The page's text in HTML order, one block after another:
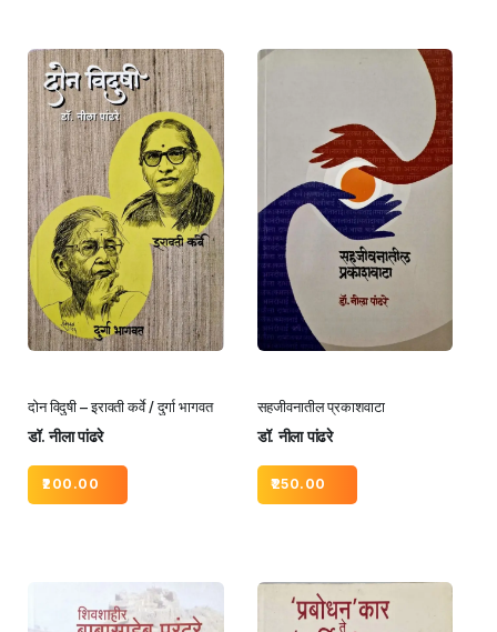
दोन विदुषी – इरावती कर्वे / दुर्गा भागवत
डॉ. नीला पांढरे
200.00
सहजीवनातील प्रकाशवाटा
डॉ. नीला पांढरे
250.00